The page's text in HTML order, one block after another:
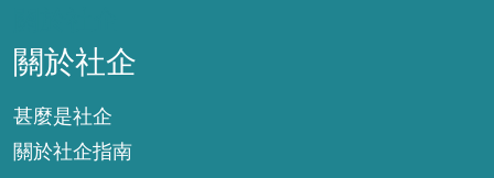
關於社企
甚麼是社企
關於社企指南